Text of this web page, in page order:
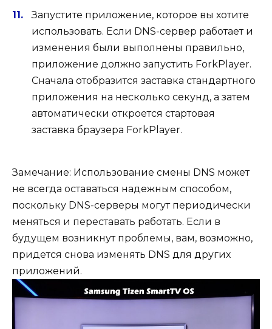
Запустите приложение, которое вы хотите
использовать. Если DNS-сервер работает и
изменения были выполнены правильно,
приложение должно запустить ForkPlayer.
Сначала отобразится заставка стандартного
приложения на несколько секунд, а затем
автоматически откроется стартовая
заставка браузера ForkPlayer.
Замечание: Использование смены DNS может
не всегда оставаться надежным способом,
поскольку DNS-серверы могут периодически
меняться и переставать работать. Если в
будущем возникнут проблемы, вам, возможно,
придется снова изменять DNS для других
приложений.